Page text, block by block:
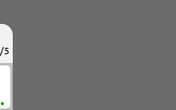
/5